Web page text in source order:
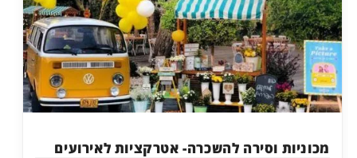
מכוניות וסירה להשכרה- אטרקציות לאירועים